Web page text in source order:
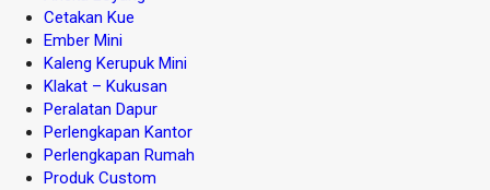
Cetakan Kue
Ember Mini
Kaleng Kerupuk Mini
Klakat – Kukusan
Peralatan Dapur
Perlengkapan Kantor
Perlengkapan Rumah
Produk Custom